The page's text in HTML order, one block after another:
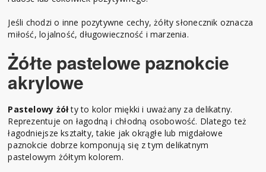
Jeśli chodzi o inne pozytywne cechy, żółty słonecznik oznacza
miłość, lojalność, długowieczność i marzenia.
Żółte pastelowe paznokcie
akrylowe
Pastelowy żółty to kolor miękki i uważany za delikatny.
Reprezentuje on łagodną i chłodną osobowość. Dlatego też
łagodniejsze kształty, takie jak okrągłe lub migdałowe
paznokcie dobrze komponują się z tym delikatnym
pastelowym żółtym kolorem.